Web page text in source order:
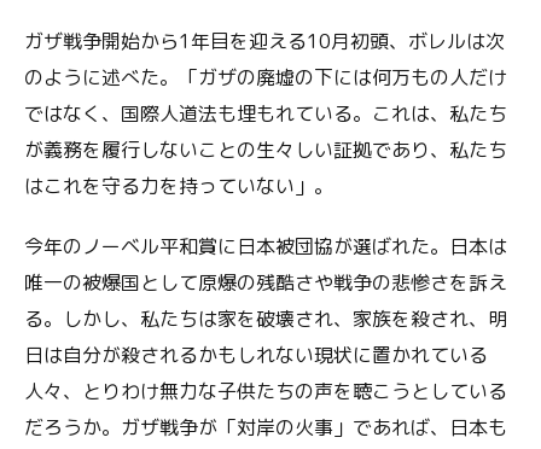
ガザ戦争開始から1年目を迎える10月初頭、ボレルは次
のように述べた。「ガザの廃墟の下には何万もの人だけ
ではなく、国際人道法も埋もれている。これは、私たち
が義務を履行しないことの生々しい証拠であり、私たち
はこれを守る力を持っていない」。
今年のノーベル平和賞に日本被団協が選ばれた。日本は
唯一の被爆国として原爆の残酷さや戦争の悲惨さを訴え
る。しかし、私たちは家を破壊され、家族を殺され、明
日は自分が殺されるかもしれない現状に置かれている
人々、とりわけ無力な子供たちの声を聴こうとしている
だろうか。ガザ戦争が「対岸の火事」であれば、日本も